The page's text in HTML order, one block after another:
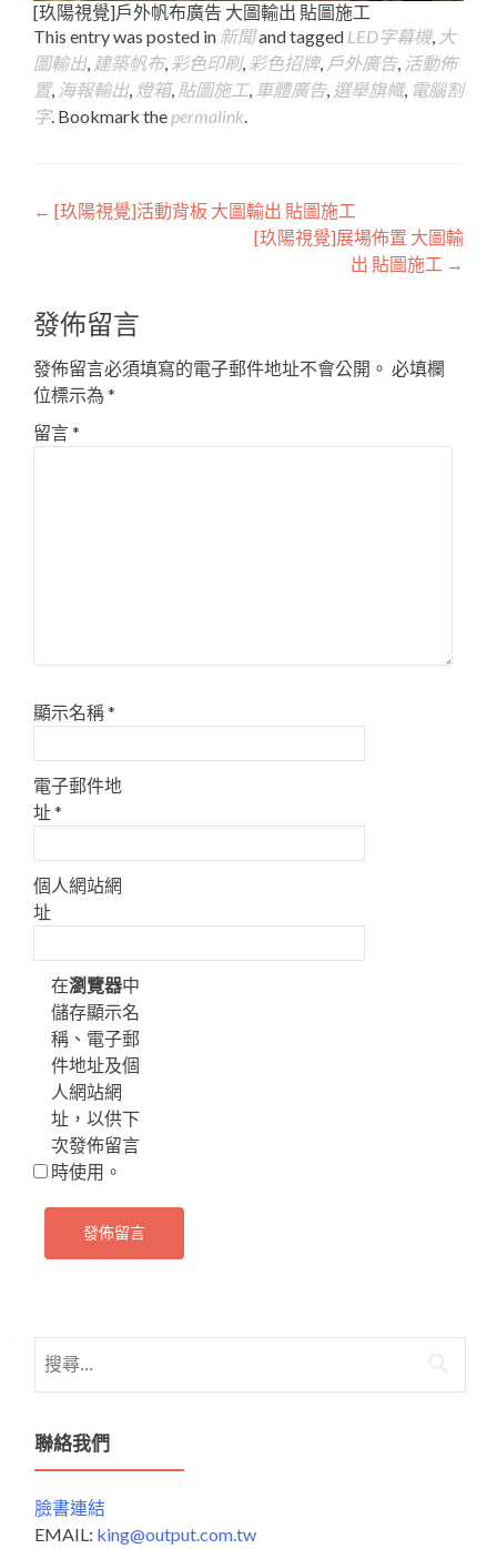
[玖陽視覺]戶外帆布廣告 大圖輸出 貼圖施工
This entry was posted in 新聞and tagged LED字幕機, 大
圖輸出, 建築帆布, 彩色印刷, 彩色招牌, 戶外廣告, 活動佈
置, 海報輸出, 燈箱, 貼圖施工, 車體廣告, 選舉旗幟, 電腦割
字. Bookmark the permalink.
Post
← [玖陽視覺]活動背板 大圖輸出 貼圖施工
[玖陽視覺]展場佈置 大圖輸
出 貼圖施工 →
發佈留言
發佈留言必須填寫的電子郵件地址不會公開。 必填欄
位標示為 *
留言*
顯示名稱*
電子郵件地
址*
個人網站網
址
在瀏覽器中
儲存顯示名
稱、電子郵
件地址及個
人網站網
址，以供下
次發佈留言
時使用。
尋
鍵
字:
聯絡我們
臉書連結
EMAIL: king@output.com.tw